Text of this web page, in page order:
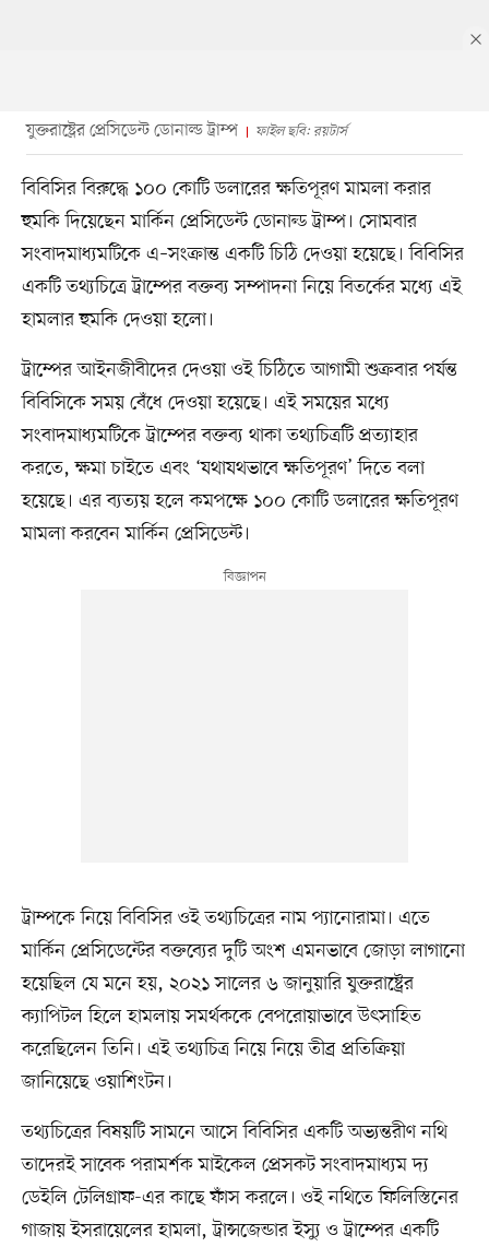
যুক্তরাষ্ট্রের প্রেসিডেন্ট ডোনাল্ড ট্রাম্প ফাইল ছবি: রয়টার্স
বিবিসির বিরুদ্ধে ১০০ কোটি ডলারের ক্ষতিপূরণ মামলা করার
হুমকি দিয়েছেন মার্কিন প্রেসিডেন্ট ডোনাল্ড ট্রাম্প। সোমবার
সংবাদমাধ্যমটিকে এ–সংক্রান্ত একটি চিঠি দেওয়া হয়েছে। বিবিসির
একটি তথ্যচিত্রে ট্রাম্পের বক্তব্য সম্পাদনা নিয়ে বিতর্কের মধ্যে এই
হামলার হুমকি দেওয়া হলো।
ট্রাম্পের আইনজীবীদের দেওয়া ওই চিঠিতে আগামী শুক্রবার পর্যন্ত
বিবিসিকে সময় বেঁধে দেওয়া হয়েছে। এই সময়ের মধ্যে
সংবাদমাধ্যমটিকে ট্রাম্পের বক্তব্য থাকা তথ্যচিত্রটি প্রত্যাহার
করতে, ক্ষমা চাইতে এবং ‘যথাযথভাবে ক্ষতিপূরণ’ দিতে বলা
হয়েছে। এর ব্যত্যয় হলে কমপক্ষে ১০০ কোটি ডলারের ক্ষতিপূরণ
মামলা করবেন মার্কিন প্রেসিডেন্ট।
ট্রাম্পকে নিয়ে বিবিসির ওই তথ্যচিত্রের নাম প্যানোরামা। এতে
মার্কিন প্রেসিডেন্টের বক্তব্যের দুটি অংশ এমনভাবে জোড়া লাগানো
হয়েছিল যে মনে হয়, ২০২১ সালের ৬ জানুয়ারি যুক্তরাষ্ট্রের
ক্যাপিটল হিলে হামলায় সমর্থককে বেপরোয়াভাবে উৎসাহিত
করেছিলেন তিনি। এই তথ্যচিত্র নিয়ে নিয়ে তীব্র প্রতিক্রিয়া
জানিয়েছে ওয়াশিংটন।
তথ্যচিত্রের বিষয়টি সামনে আসে বিবিসির একটি অভ্যন্তরীণ নথি
তাদেরই সাবেক পরামর্শক মাইকেল প্রেসকট সংবাদমাধ্যম দ্য
ডেইলি টেলিগ্রাফ-এর কাছে ফাঁস করলে। ওই নথিতে ফিলিস্তিনের
গাজায় ইসরায়েলের হামলা, ট্রান্সজেন্ডার ইস্যু ও ট্রাম্পের একটি